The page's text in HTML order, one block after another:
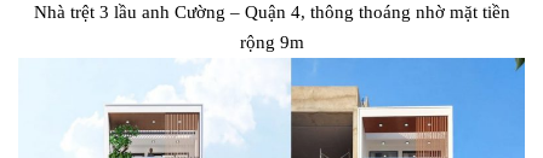
Nhà trệt 3 lầu anh Cường – Quận 4, thông thoáng nhờ mặt tiền
rộng 9m